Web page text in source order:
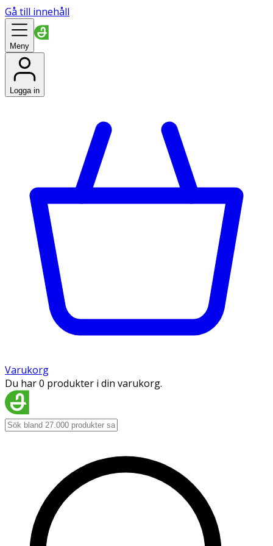
Gå till innehåll
Meny
Logga in
Varukorg
Du har 0 produkter i din varukorg.